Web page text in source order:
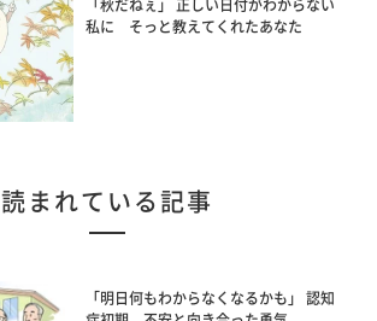
私に そっと教えてくれたあなた
読まれている記事
「明日何もわからなくなるかも」 認知